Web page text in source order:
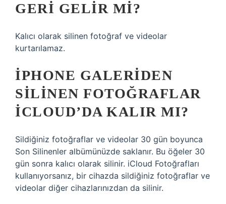
GERI GELIR MI?
Kalıcı olarak silinen fotoğraf ve videolar
kurtarılamaz.
IPHONE GALERIDEN
SILINEN FOTOĞRAFLAR
ICLOUD’DA KALIR MI?
Sildiğiniz fotoğraflar ve videolar 30 gün boyunca
Son Silinenler albümünüzde saklanır. Bu öğeler 30
gün sonra kalıcı olarak silinir. iCloud Fotoğrafları
kullanıyorsanız, bir cihazda sildiğiniz fotoğraflar ve
videolar diğer cihazlarınızdan da silinir.